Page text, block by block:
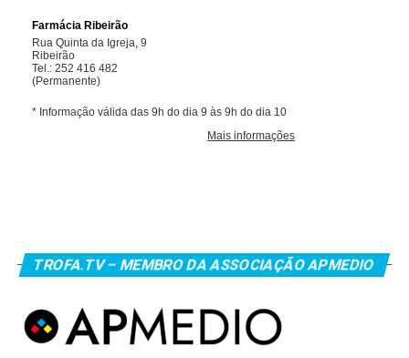
TROFA.TV – MEMBRO DA ASSOCIAÇÃO APMEDIO